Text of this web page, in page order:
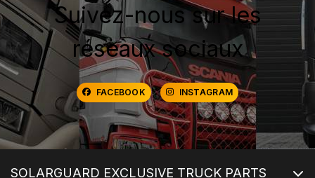
Suivez-nous sur les
réseaux sociaux
FACEBOOK INSTAGRAM
SOLARGUARD EXCLUSIVE TRUCK PARTS